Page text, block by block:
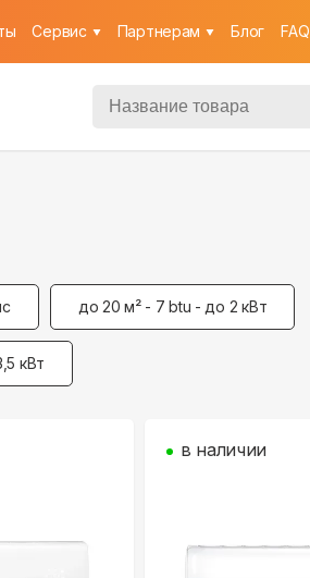
Cервис Партнерам Блог FAQ
до 20 м² - 7 btu - до 2 кВт
кВт
в наличии